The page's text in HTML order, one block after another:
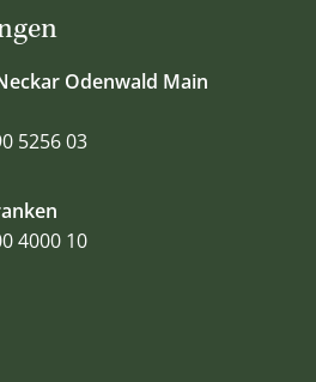
Odenwald Main
5256 03
4000 10